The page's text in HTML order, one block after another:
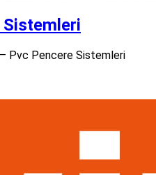
Sistemleri
Pvc Pencere Sistemleri